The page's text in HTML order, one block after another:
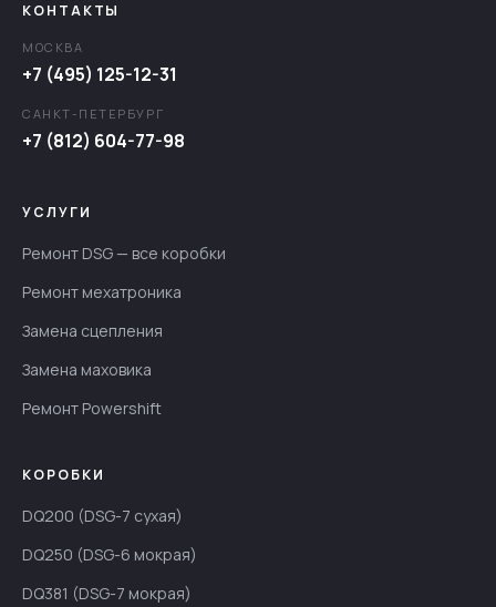
КОНТАКТЫ
МОСКВА
+7 (495) 125-12-31
САНКТ-ПЕТЕРБУРГ
+7 (812) 604-77-98
УСЛУГИ
Ремонт DSG — все коробки
Ремонт мехатроника
Замена сцепления
Замена маховика
Ремонт Powershift
КОРОБКИ
DQ200 (DSG-7 сухая)
DQ250 (DSG-6 мокрая)
DQ381 (DSG-7 мокрая)